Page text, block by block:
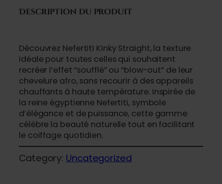
Description du produit
Découvrez Nefertiti Kinky Straight, la texture
idéale pour toutes celles qui souhaitent
recréer l’effet “soufflé” ou “blow-out” de leur
chevelure afro, sans recourir à des appareils
chauffants à haute température. Inspirée de
la reine égyptienne Nefertiti, symbole
d’élégance et de puissance, cette gamme
célèbre la beauté naturelle tout en facilitant
le coiffage quotidien.
Category: Uncategorized